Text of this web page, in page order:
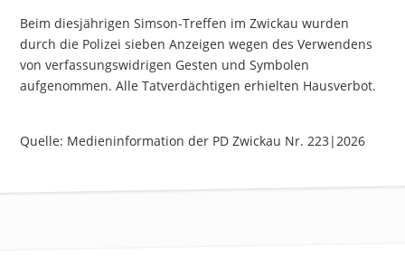
Beim diesjährigen Simson-Treffen im Zwickau wurden
durch die Polizei sieben Anzeigen wegen des Verwendens
von verfassungswidrigen Gesten und Symbolen
aufgenommen. Alle Tatverdächtigen erhielten Hausverbot.
Quelle: Medieninformation der PD Zwickau Nr. 223|2026